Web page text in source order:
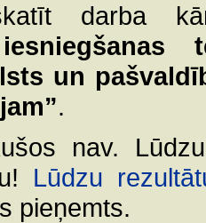
darba
un
.
nav.
Lūdzu
pieņemts.